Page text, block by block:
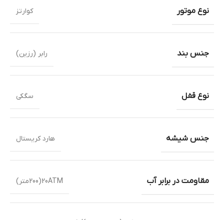
نوع موتور کوارتز
جنس بند رابر (رزین)
نوع قفل سگکی
جنس شیشه هارد کریستال
مقاومت در برابر آب 20ATM(200متر)